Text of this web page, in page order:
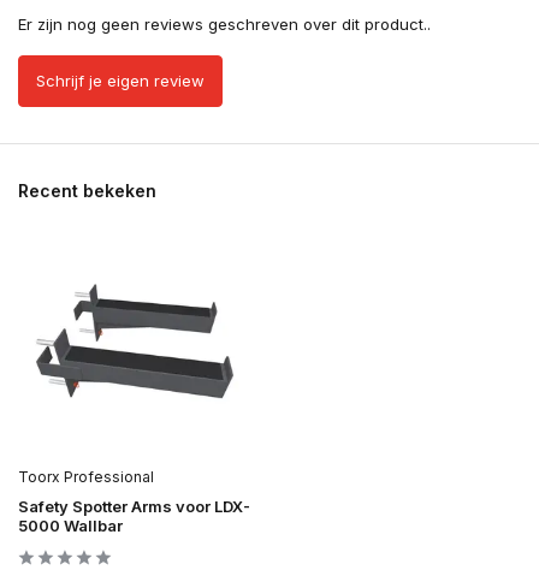
Er zijn nog geen reviews geschreven over dit product..
Schrijf je eigen review
Recent bekeken
Toorx Professional
Safety Spotter Arms voor LDX-
5000 Wallbar